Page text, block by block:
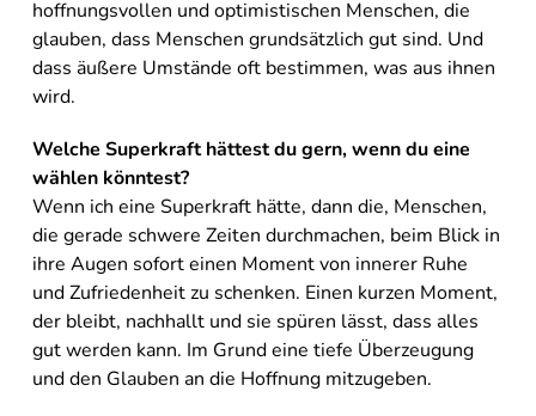
hoffnungsvollen und optimistischen Menschen, die
glauben, dass Menschen grundsätzlich gut sind. Und
dass äußere Umstände oft bestimmen, was aus ihnen
wird.
Welche Superkraft hättest du gern, wenn du eine
wählen könntest?
Wenn ich eine Superkraft hätte, dann die, Menschen,
die gerade schwere Zeiten durchmachen, beim Blick in
ihre Augen sofort einen Moment von innerer Ruhe
und Zufriedenheit zu schenken. Einen kurzen Moment,
der bleibt, nachhallt und sie spüren lässt, dass alles
gut werden kann. Im Grund eine tiefe Überzeugung
und den Glauben an die Hoffnung mitzugeben.